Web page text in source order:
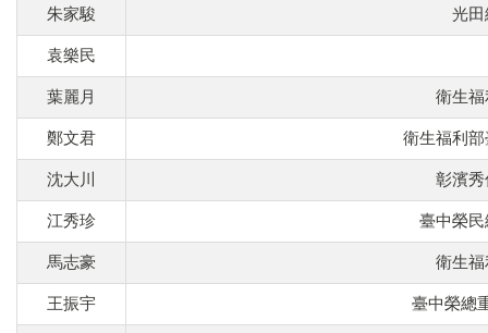
朱家駿 光田
袁樂民
葉麗月 衛生
鄭文君 衛生福利
沈大川 彰濱
江秀珍 臺中榮
馬志豪 衛生
王振宇 臺中榮總